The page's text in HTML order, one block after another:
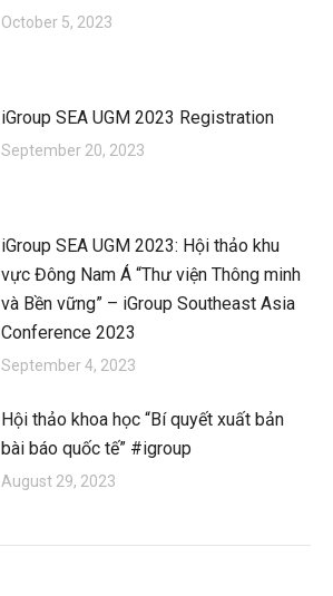
October 5, 2023
iGroup SEA UGM 2023 Registration
September 20, 2023
iGroup SEA UGM 2023: Hội thảo khu
vực Đông Nam Á “Thư viện Thông minh
và Bền vững” – iGroup Southeast Asia
Conference 2023
September 4, 2023
Hội thảo khoa học “Bí quyết xuất bản
bài báo quốc tế” #igroup
August 29, 2023